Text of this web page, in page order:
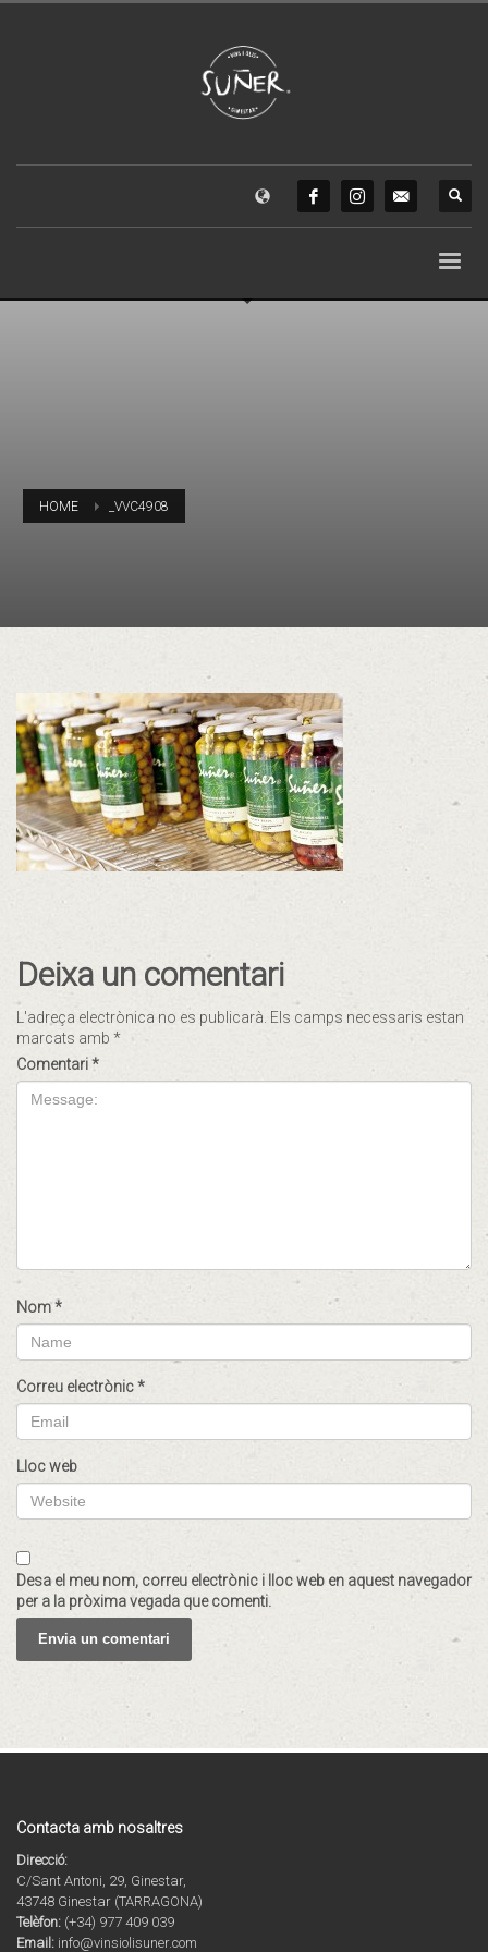
HOME _VVC4908
Deixa un comentari
L'adreça electrònica no es publicarà. Els camps necessaris estan
marcats amb *
Comentari*
Nom*
Correu electrònic*
Lloc web
Desa el meu nom, correu electrònic i lloc web en aquest navegador
per a la pròxima vegada que comenti.
Contacta amb nosaltres
Direcció:
C/Sant Antoni, 29, Ginestar,
43748 Ginestar (TARRAGONA)
Telèfon: (+34) 977 409 039
Email: info@vinsiolisuner.com